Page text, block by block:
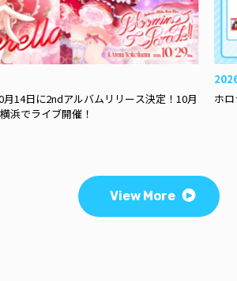
月14日に2ndアルバムリリース決定！10月
浜でライブ開催！
ホ
View More